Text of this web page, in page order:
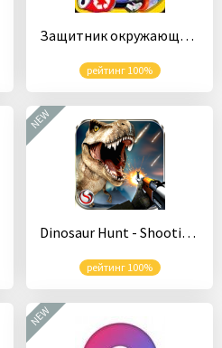
Защитник окружающей среды
рейтинг 100%
Dinosaur Hunt - Shooting Games
рейтинг 100%
NEW
NEW